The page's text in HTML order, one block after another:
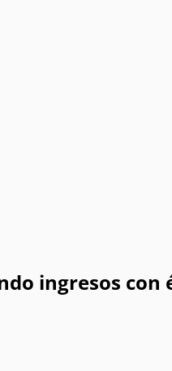
ingresos con